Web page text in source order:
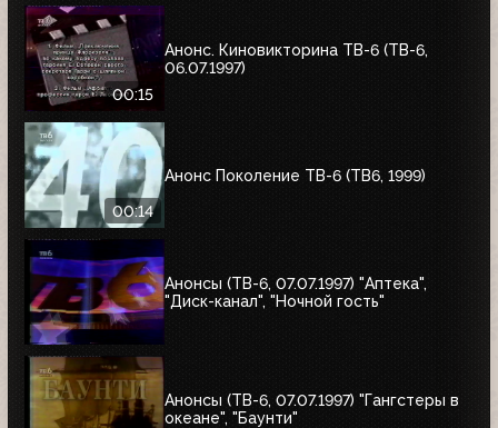
00:15
Анонс. Киновикторина ТВ-6 (ТВ-6,
06.07.1997)
00:14
Анонс Поколение ТВ-6 (ТВ6, 1999)
Анонсы (ТВ-6, 07.07.1997) "Аптека",
"Диск-канал", "Ночной гость"
Анонсы (ТВ-6, 07.07.1997) "Гангстеры в
океане", "Баунти"